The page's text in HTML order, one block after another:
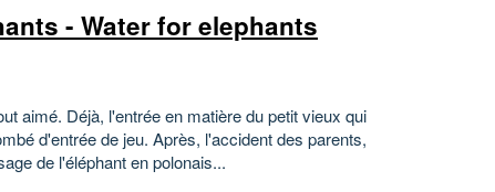
- Water for elephants
aimé. Déjà, l'entrée en matière du petit vieux qui
d'entrée de jeu. Après, l'accident des parents,
de l'éléphant en polonais...